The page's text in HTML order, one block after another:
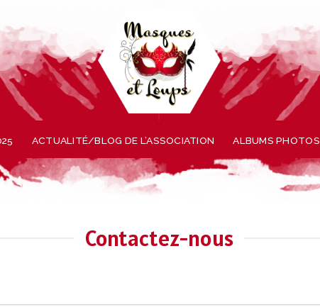
ACTUALITÉ/BLOG DE L’ASSOCIATION ALBUMS PHOTOS
Contactez-nous